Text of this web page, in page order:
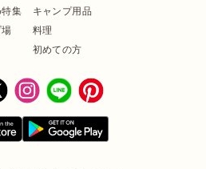
特集
キャンプ用品
料理
初めての方